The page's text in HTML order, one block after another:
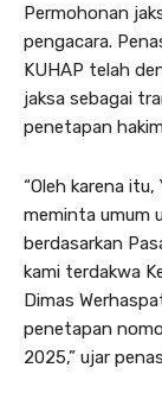
Permohonan
pengacara.
KUHAP telah
jaksa sebagai
penetapan
“Oleh karena
meminta umum
berdasarkan
kami terdakwa
Dimas
penetapan
2025,” ujar